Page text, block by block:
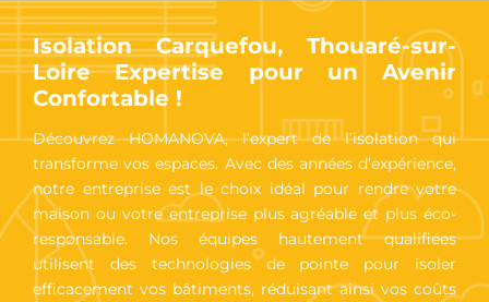
Isolation Carquefou, Thouaré-sur-
Loire Expertise pour un Avenir
Confortable !
Découvrez HOMANOVA, l’expert de l’isolation qui
transforme vos espaces. Avec des années d’expérience,
notre entreprise est le choix idéal pour rendre votre
maison ou votre entreprise plus agréable et plus éco-
responsable. Nos équipes hautement qualifiées
utilisent des technologies de pointe pour isoler
efficacement vos bâtiments, réduisant ainsi vos coûts